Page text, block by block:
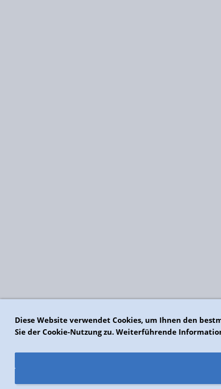
Diese Website verwendet Cookies, um Ihnen den
Sie der Cookie-Nutzung zu. Weiterführende